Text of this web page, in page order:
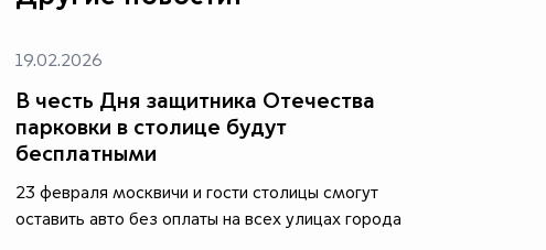
19.02.2026
В честь Дня защитника Отечества
парковки в столице будут
бесплатными
23 февраля москвичи и гости столицы смогут
оставить авто без оплаты на всех улицах города